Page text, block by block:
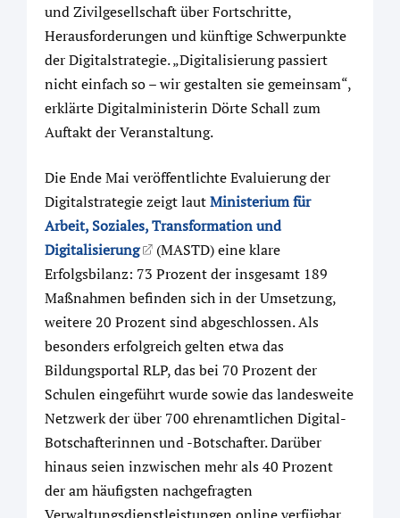
und Zivilgesellschaft über Fortschritte,
Herausforderungen und künftige Schwerpunkte
der Digitalstrategie. „Digitalisierung passiert
nicht einfach so – wir gestalten sie gemeinsam“,
erklärte Digitalministerin Dörte Schall zum
Auftakt der Veranstaltung.
Die Ende Mai veröffentlichte Evaluierung der
Digitalstrategie zeigt lautMinisterium für
Arbeit, Soziales, Transformation und
Digitalisierung
(MASTD) eine klare
Erfolgsbilanz: 73 Prozent der insgesamt 189
Maßnahmen befinden sich in der Umsetzung,
weitere 20 Prozent sind abgeschlossen. Als
besonders erfolgreich gelten etwa das
Bildungsportal RLP, das bei 70 Prozent der
Schulen eingeführt wurde sowie das landesweite
Netzwerk der über 700 ehrenamtlichen Digital-
Botschafterinnen und -Botschafter. Darüber
hinaus seien inzwischen mehr als 40 Prozent
der am häufigsten nachgefragten
Verwaltungsdienstleistungen online verfügbar.